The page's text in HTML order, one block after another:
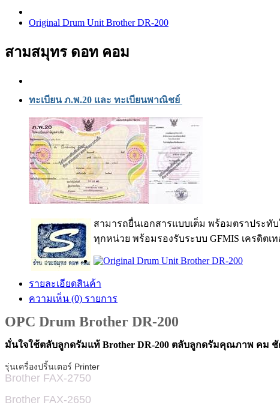
Original Drum Unit Brother DR-200
สามสมุทร ดอท คอม
ทะเบียน ภ.พ.20 และ ทะเบียนพาณิชย์
สามารถยื่นเอกสารแบบเต็ม พร้อมตราประทั
ทุกหน่วย พร้อมรองรับระบบ GFMIS เครดิตเท
รายละเอียดสินค้า
ความเห็น (0) รายการ
OPC Drum Brother DR-200
มั่นใจใช้ตลับลูกดรัมแท้ Brother DR-200 ตลับลูกดรัมคุณภาพ คม ชั
รุ่นเครื่องปริ้นเตอร์ Printer
Brother FAX-2750
Brother FAX-2650